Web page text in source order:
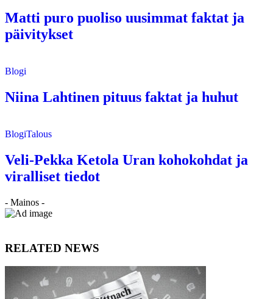
Matti puro puoliso uusimmat faktat ja
päivitykset
Blogi
Niina Lahtinen pituus faktat ja huhut
BlogiTalous
Veli-Pekka Ketola Uran kohokohdat ja
viralliset tiedot
- Mainos -
RELATED NEWS